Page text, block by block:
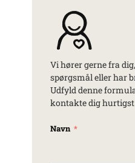
Vi hører gerne fra
spørgsmål eller har
Udfyld denne
kontakte dig
Navn